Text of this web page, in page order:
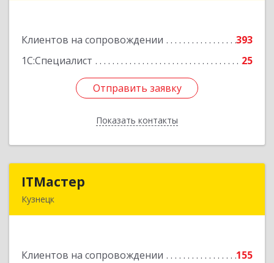
Клиентов на сопровождении
393
1С:Специалист
25
Отправить заявку
Показать контакты
Подробнее
Отправить заявку
Назад
ITМастер
Кузнецк
Клиентов на сопровождении
155
Подробнее